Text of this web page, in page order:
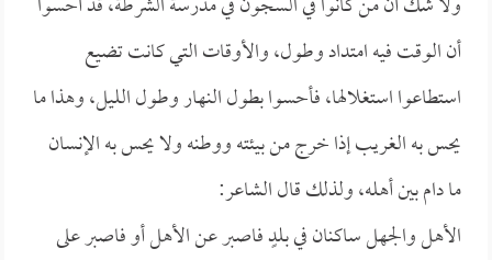
أن الوقت فيه امتداد وطول، والأوقات التي كانت تضيع
استطاعوا استغلالها، فأحسوا بطول النهار وطول الليل، وهذا ما
يحس به الغريب إذا خرج من بيئته ووطنه ولا يحس به الإنسان
ما دام بين أهله، ولذلك قال الشاعر:
الأهل والجهل ساكنان في بلدٍ فاصبر عن الأهل أو فاصبر على